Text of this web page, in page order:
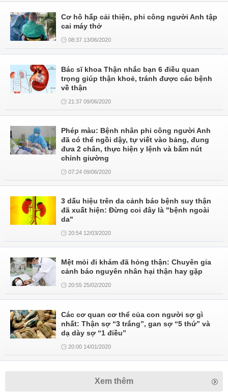
Cơ hô hấp cải thiện, phi công người Anh tập
cai máy thở
08:37 13/06/2020
Bác sĩ khoa Thận nhắc bạn 6 điều quan
trọng giúp thận khoẻ, tránh được các bệnh
về thận
21:37 09/06/2020
Phép màu: Bệnh nhân phi công người Anh
đã có thể ngồi dậy, tự viết vào bảng, đung
đưa 2 chân, thực hiện y lệnh và bấm nút
chỉnh giường
07:24 09/06/2020
3 dấu hiệu trên da cảnh báo bệnh suy thận
đã xuất hiện: Đừng coi đây là "bệnh ngoài
da"
20:54 12/03/2020
Mệt mỏi đi khám đã hỏng thận: Chuyên gia
cảnh báo nguyên nhân hại thận hay gặp
20:55 25/02/2020
Các cơ quan cơ thể của con người sợ gì
nhất: Thận sợ “3 trắng”, gan sợ “5 thứ” và
dạ dày sợ “1 điều”
20:00 14/01/2020
Xem thêm